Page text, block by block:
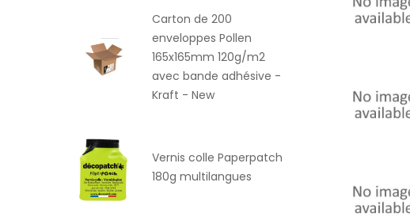
Carton de 200
enveloppes Pollen
165x165mm 120g/m2
avec bande adhésive -
Kraft - New
Vernis colle Paperpatch
180g multilangues